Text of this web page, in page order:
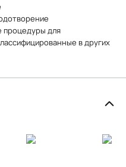
процедуры для
в других